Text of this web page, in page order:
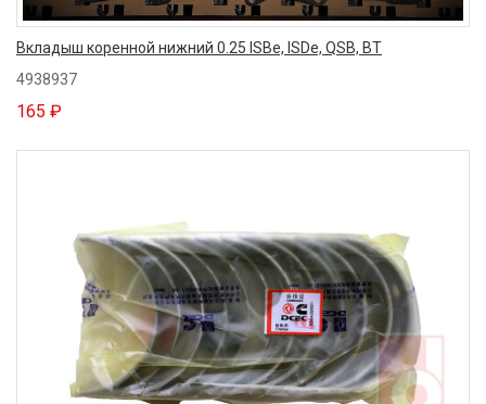
Вкладыш коренной нижний 0.25 ISBe, ISDe, QSB, BT
4938937
165 ₽